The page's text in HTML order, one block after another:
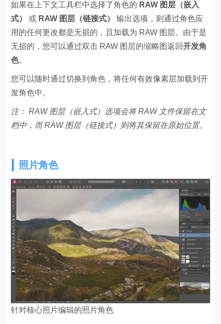
如果在上下文工具栏中选择了角色的 RAW 图层（嵌入
式）
或 RAW 图层（链接式）
输出选项，则通过角色应
用的任何更改都是无损的，且加载为 RAW 图层。由于是
无损的，您可以通过双击 RAW 图层的缩略图返回开发角
色。
您可以随时通过切换到角色，将任何有效像素层加载到开
发角色中。
注： RAW 图层（嵌入式）选项会将 RAW 文件保留在文
档中，而 RAW 图层（链接式）则将其保留在原始位置。
照片角色
针对核心照片编辑的照片角色